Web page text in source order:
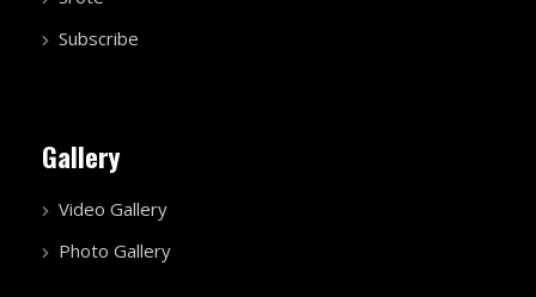
Subscribe
Gallery
Video Gallery
Photo Gallery